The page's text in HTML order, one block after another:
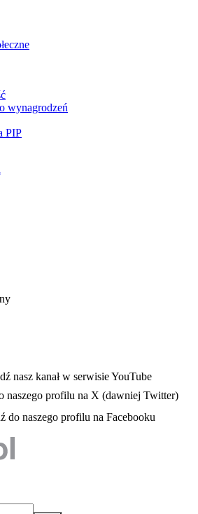
wynagrodzeń
PIP
w nowej karcie
się w nowej karcie
nasz kanał w serwisie YouTube
karcie
naszego profilu na X (dawniej Twitter)
się w nowej karcie
do naszego profilu na Facebooku